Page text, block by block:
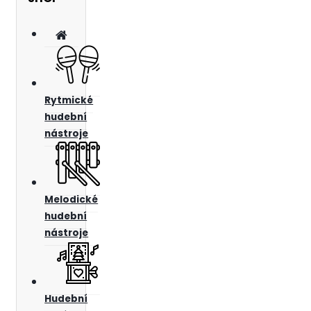
Rytmické
hudební
nástroje
Melodické
hudební
nástroje
Hudební